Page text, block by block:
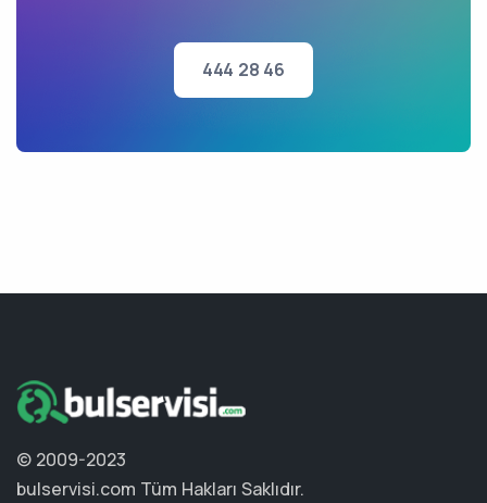
444 28 46
© 2009-2023
bulservisi.com Tüm Hakları Saklıdır.